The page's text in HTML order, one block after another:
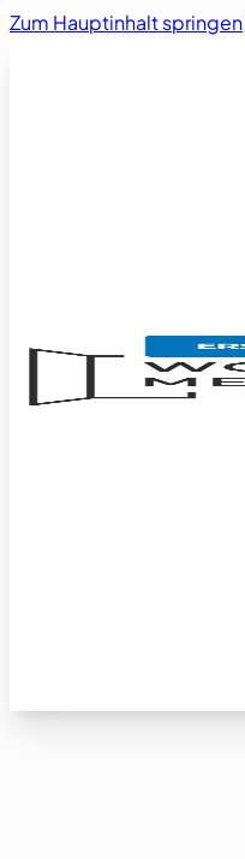
Zum Hauptinhalt springen